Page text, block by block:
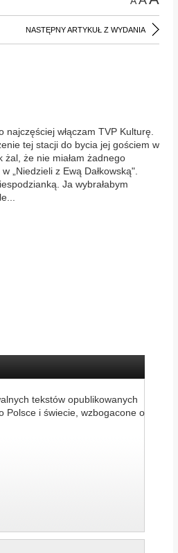
NASTĘPNY ARTYKUŁ Z WYDANIA
włączam TVP Kulturę.
tej stacji do bycia jej gościem w
że nie miałam żadnego
„Niedzieli z Ewą Dałkowską".
Ja wybrałabym
tekstów opublikowanych
Polsce i świecie, wzbogacone o